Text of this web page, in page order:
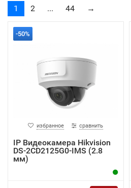
1 2 ... 44 →
-50%
избранное сравнить
IP Видеокамера Hikvision
DS-2CD2125G0-IMS (2.8
мм)